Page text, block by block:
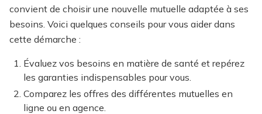
convient de choisir une nouvelle mutuelle adaptée à ses
besoins. Voici quelques conseils pour vous aider dans
cette démarche :
Évaluez vos besoins en matière de santé et repérez
les garanties indispensables pour vous.
Comparez les offres des différentes mutuelles en
ligne ou en agence.